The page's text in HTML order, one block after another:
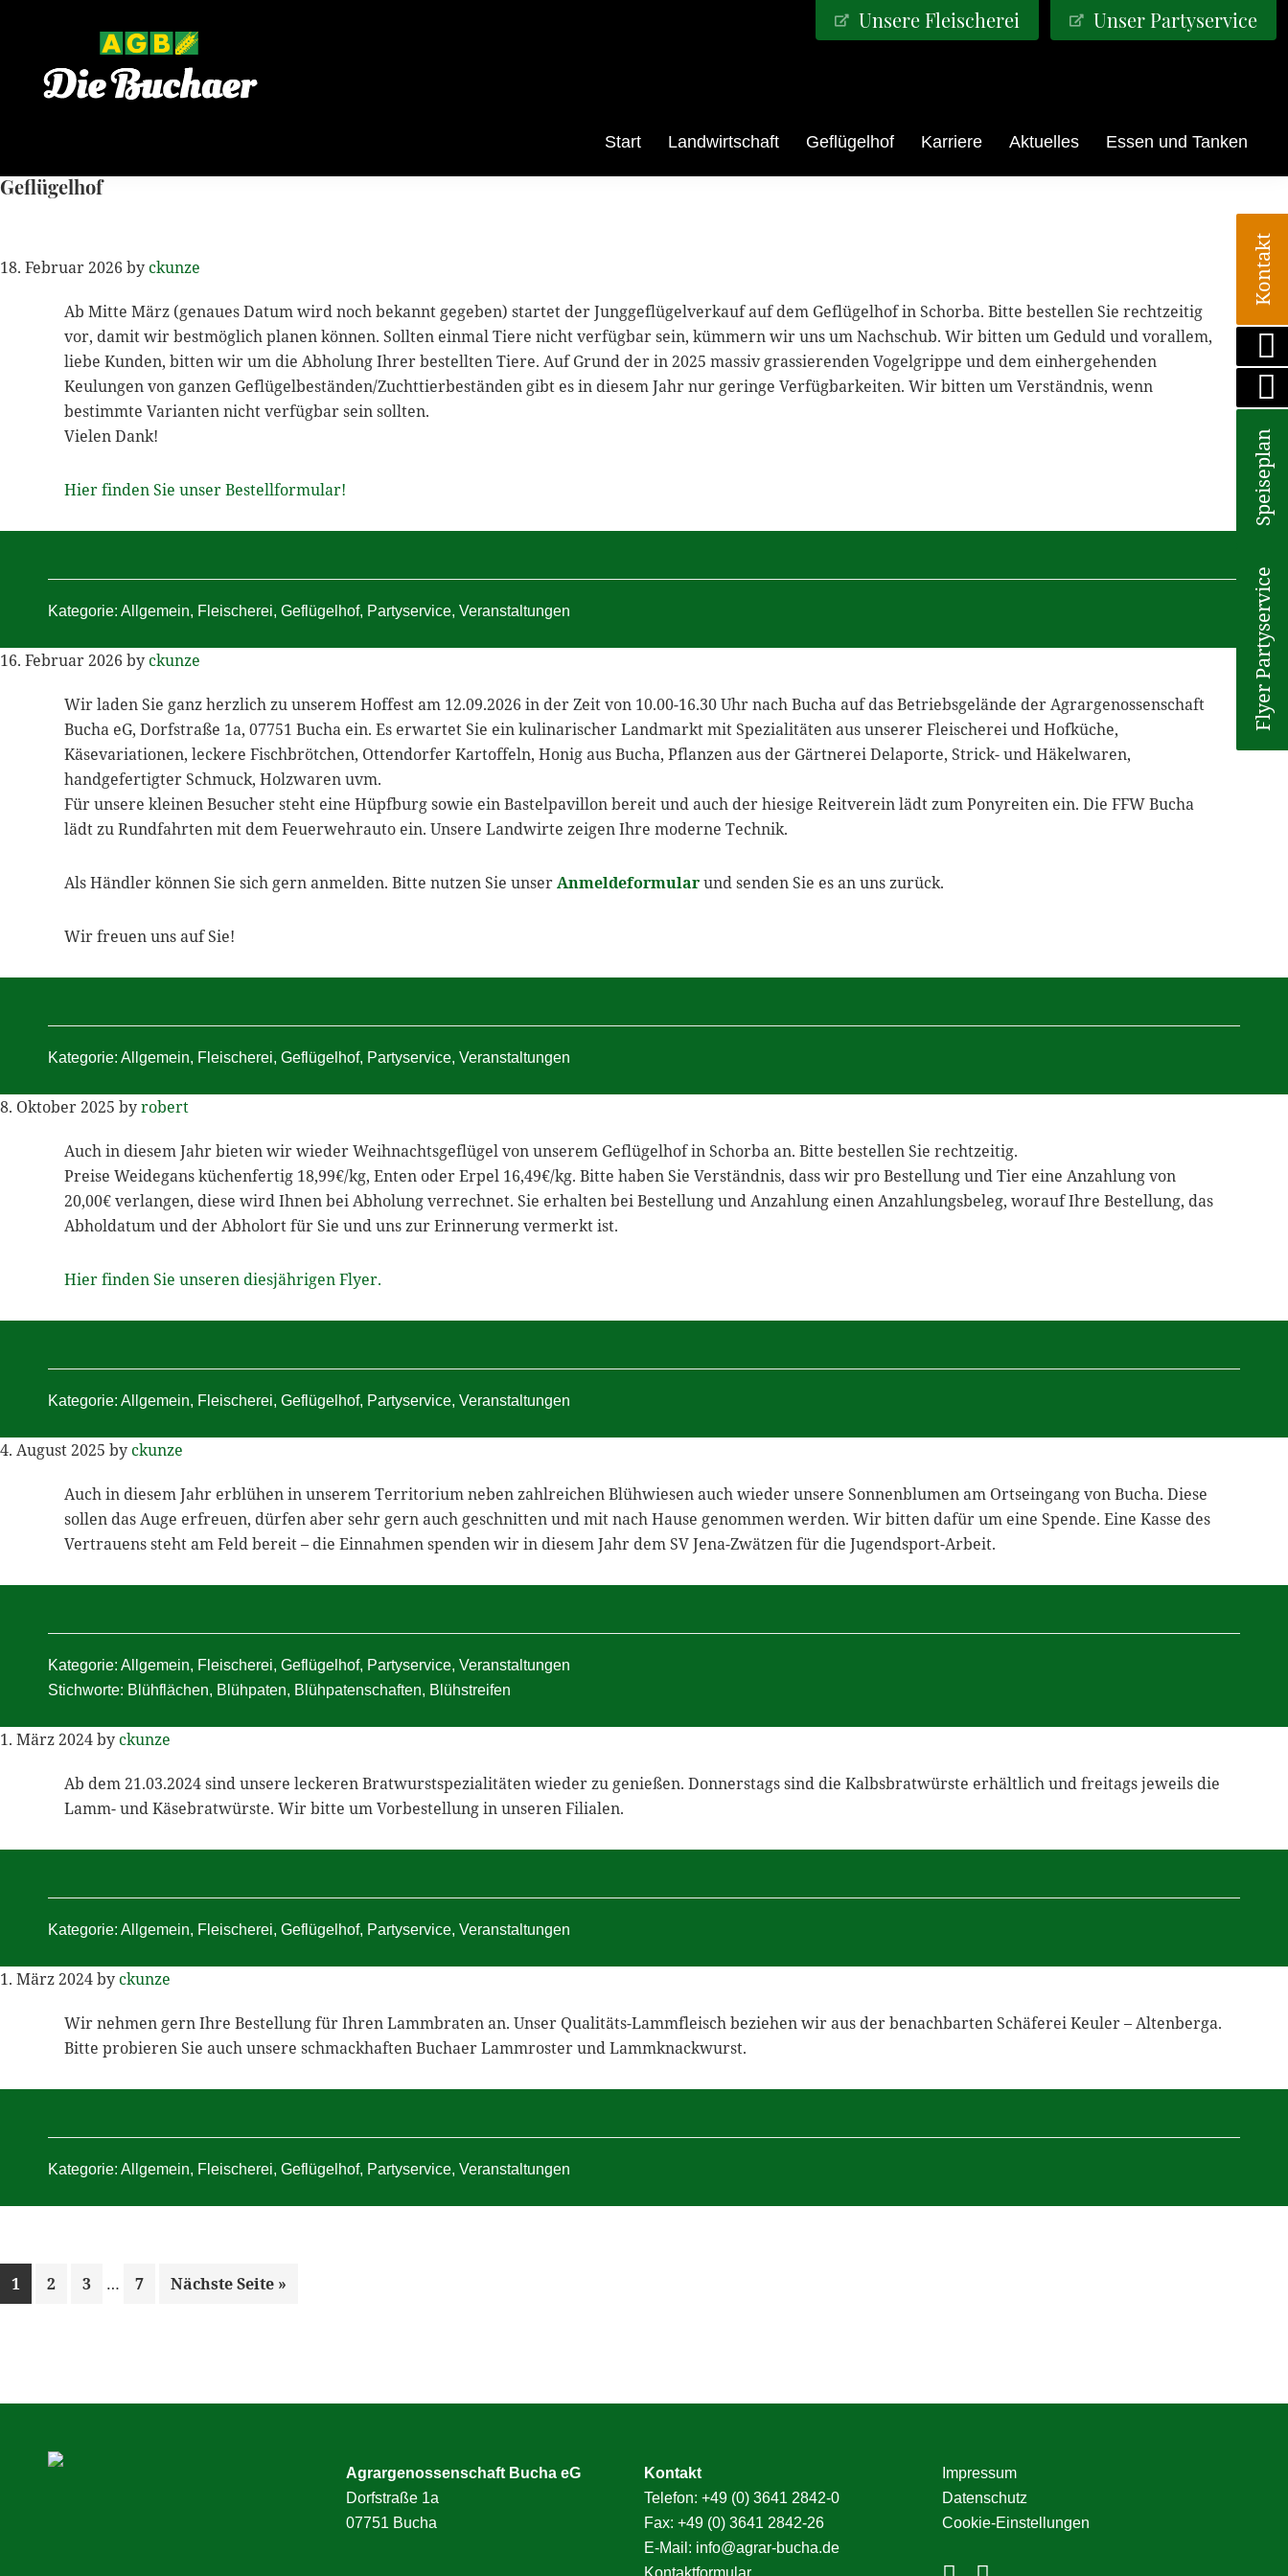
Hauptnavigation
Unsere Fleischerei Unser Partyservice
Start Landwirtschaft Geflügelhof Karriere Aktuelles Essen und Tanken
Geflügelhof
18. Februar 2026 byckunze
Ab Mitte März (genaues Datum wird noch bekannt gegeben) startet der Junggeflügelverkauf auf dem Geflügelhof in Schorba. Bitte bestellen Sie rechtzeitig
vor, damit wir bestmöglich planen können. Sollten einmal Tiere nicht verfügbar sein, kümmern wir uns um Nachschub. Wir bitten um Geduld und vorallem,
liebe Kunden, bitten wir um die Abholung Ihrer bestellten Tiere. Auf Grund der in 2025 massiv grassierenden Vogelgrippe und dem einhergehenden
Keulungen von ganzen Geflügelbeständen/Zuchttierbeständen gibt es in diesem Jahr nur geringe Verfügbarkeiten. Wir bitten um Verständnis, wenn
bestimmte Varianten nicht verfügbar sein sollten.
Vielen Dank!
Hier finden Sie unser Bestellformular!
Kategorie: Allgemein, Fleischerei, Geflügelhof, Partyservice, Veranstaltungen
16. Februar 2026 byckunze
Wir laden Sie ganz herzlich zu unserem Hoffest am 12.09.2026 in der Zeit von 10.00-16.30 Uhr nach Bucha auf das Betriebsgelände der Agrargenossenschaft
Bucha eG, Dorfstraße 1a, 07751 Bucha ein. Es erwartet Sie ein kulinarischer Landmarkt mit Spezialitäten aus unserer Fleischerei und Hofküche,
Käsevariationen, leckere Fischbrötchen, Ottendorfer Kartoffeln, Honig aus Bucha, Pflanzen aus der Gärtnerei Delaporte, Strick- und Häkelwaren,
handgefertigter Schmuck, Holzwaren uvm.
Für unsere kleinen Besucher steht eine Hüpfburg sowie ein Bastelpavillon bereit und auch der hiesige Reitverein lädt zum Ponyreiten ein. Die FFW Bucha
lädt zu Rundfahrten mit dem Feuerwehrauto ein. Unsere Landwirte zeigen Ihre moderne Technik.
Als Händler können Sie sich gern anmelden. Bitte nutzen Sie unserAnmeldeformularund senden Sie es an uns zurück.
Wir freuen uns auf Sie!
Kategorie: Allgemein, Fleischerei, Geflügelhof, Partyservice, Veranstaltungen
8. Oktober 2025 byrobert
Auch in diesem Jahr bieten wir wieder Weihnachtsgeflügel von unserem Geflügelhof in Schorba an. Bitte bestellen Sie rechtzeitig.
Preise Weidegans küchenfertig 18,99€/kg, Enten oder Erpel 16,49€/kg. Bitte haben Sie Verständnis, dass wir pro Bestellung und Tier eine Anzahlung von
20,00€ verlangen, diese wird Ihnen bei Abholung verrechnet. Sie erhalten bei Bestellung und Anzahlung einen Anzahlungsbeleg, worauf Ihre Bestellung, das
Abholdatum und der Abholort für Sie und uns zur Erinnerung vermerkt ist.
Hier finden Sie unseren diesjährigen Flyer.
Kategorie: Allgemein, Fleischerei, Geflügelhof, Partyservice, Veranstaltungen
4. August 2025 byckunze
Auch in diesem Jahr erblühen in unserem Territorium neben zahlreichen Blühwiesen auch wieder unsere Sonnenblumen am Ortseingang von Bucha. Diese
sollen das Auge erfreuen, dürfen aber sehr gern auch geschnitten und mit nach Hause genommen werden. Wir bitten dafür um eine Spende. Eine Kasse des
Vertrauens steht am Feld bereit – die Einnahmen spenden wir in diesem Jahr dem SV Jena-Zwätzen für die Jugendsport-Arbeit.
Kategorie: Allgemein, Fleischerei, Geflügelhof, Partyservice, Veranstaltungen
Stichworte: Blühflächen, Blühpaten, Blühpatenschaften, Blühstreifen
1. März 2024byckunze
Ab dem 21.03.2024 sind unsere leckeren Bratwurstspezialitäten wieder zu genießen. Donnerstags sind die Kalbsbratwürste erhältlich und freitags jeweils die
Lamm- und Käsebratwürste. Wir bitte um Vorbestellung in unseren Filialen.
Kategorie: Allgemein, Fleischerei, Geflügelhof, Partyservice, Veranstaltungen
1. März 2024byckunze
Wir nehmen gern Ihre Bestellung für Ihren Lammbraten an. Unser Qualitäts-Lammfleisch beziehen wir aus der benachbarten Schäferei Keuler – Altenberga.
Bitte probieren Sie auch unsere schmackhaften Buchaer Lammroster und Lammknackwurst.
Kategorie: Allgemein, Fleischerei, Geflügelhof, Partyservice, Veranstaltungen
Seite
1 Seite
2 Seite
3
Weggelassene
… Seite
7 Nächste Seite aufrufen
»
Seitenspalte
Agrargenossenschaft Bucha eG
Dorfstraße 1a
07751 Bucha
Kontakt
Telefon: +49 (0) 3641 2842-0
Fax: +49 (0) 3641 2842-26
E-Mail: info@agrar-bucha.de
Kontaktformular
Impressum
Datenschutz
Cookie-Einstellungen
Flyer Partyservice
Speiseplan
Kontakt